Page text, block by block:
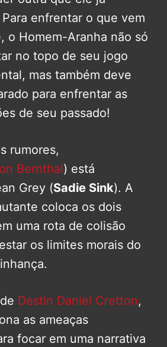
enfrentar o que vem
o Homem-Aranha não só
no topo de seu jogo
mas também deve
para enfrentar as
de seu passado!
rumores,
Bernthal) está
Grey (Sadie Sink). A
coloca os dois
uma rota de colisão
os limites morais do
Destin Daniel Cretton,
as ameaças
focar em uma narrativa